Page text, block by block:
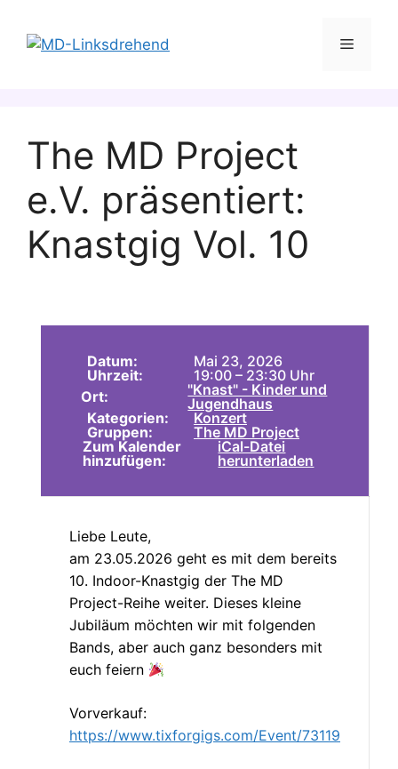
Inhalt
springen
Menü
The MD Project
e.V. präsentiert:
Knastgig Vol. 10
Datum:
Mai 23, 2026
Uhrzeit:
19:00 – 23:30 Uhr
Ort:
"Knast" - Kinder und
Jugendhaus
Kategorien:
Konzert
Gruppen:
The MD Project
Zum Kalender
hinzufügen:
iCal-Datei
herunterladen
Liebe Leute,
am 23.05.2026 geht es mit dem bereits
10. Indoor-Knastgig der The MD
Project-Reihe weiter. Dieses kleine
Jubiläum möchten wir mit folgenden
Bands, aber auch ganz besonders mit
euch feiern
Vorverkauf:
https://www.tixforgigs.com/Event/73119